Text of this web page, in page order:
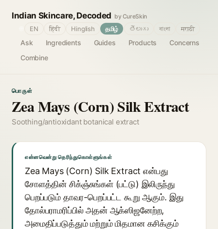
Indian Skincare, Decoded by CureSkin
Ask Ingredients Guides Products
Concerns
Combine
EN हिंदी Hinglish தமிழ் తెలుగు বাংলা मराठी
பொருள்
Zea Mays (Corn) Silk Extract
Soothing/antioxidant botanical extract
என்னவென்று தெரிந்துகொள்ளுங்கள்
Zea Mays (Corn) Silk Extract என்பது
சோளத்தின் சிக்ஞ்சுங்கள் (பட்டு) இலிருந்து
பெறப்படும் தாவர-பெறப்பட்ட கூறு ஆகும். இது
தோல்பராமரிப்பில் அதன் ஆக்ஸிஜனேற்ற,
அமைதிப்படுத்தும் மற்றும் மிதமான கசிக்கும்